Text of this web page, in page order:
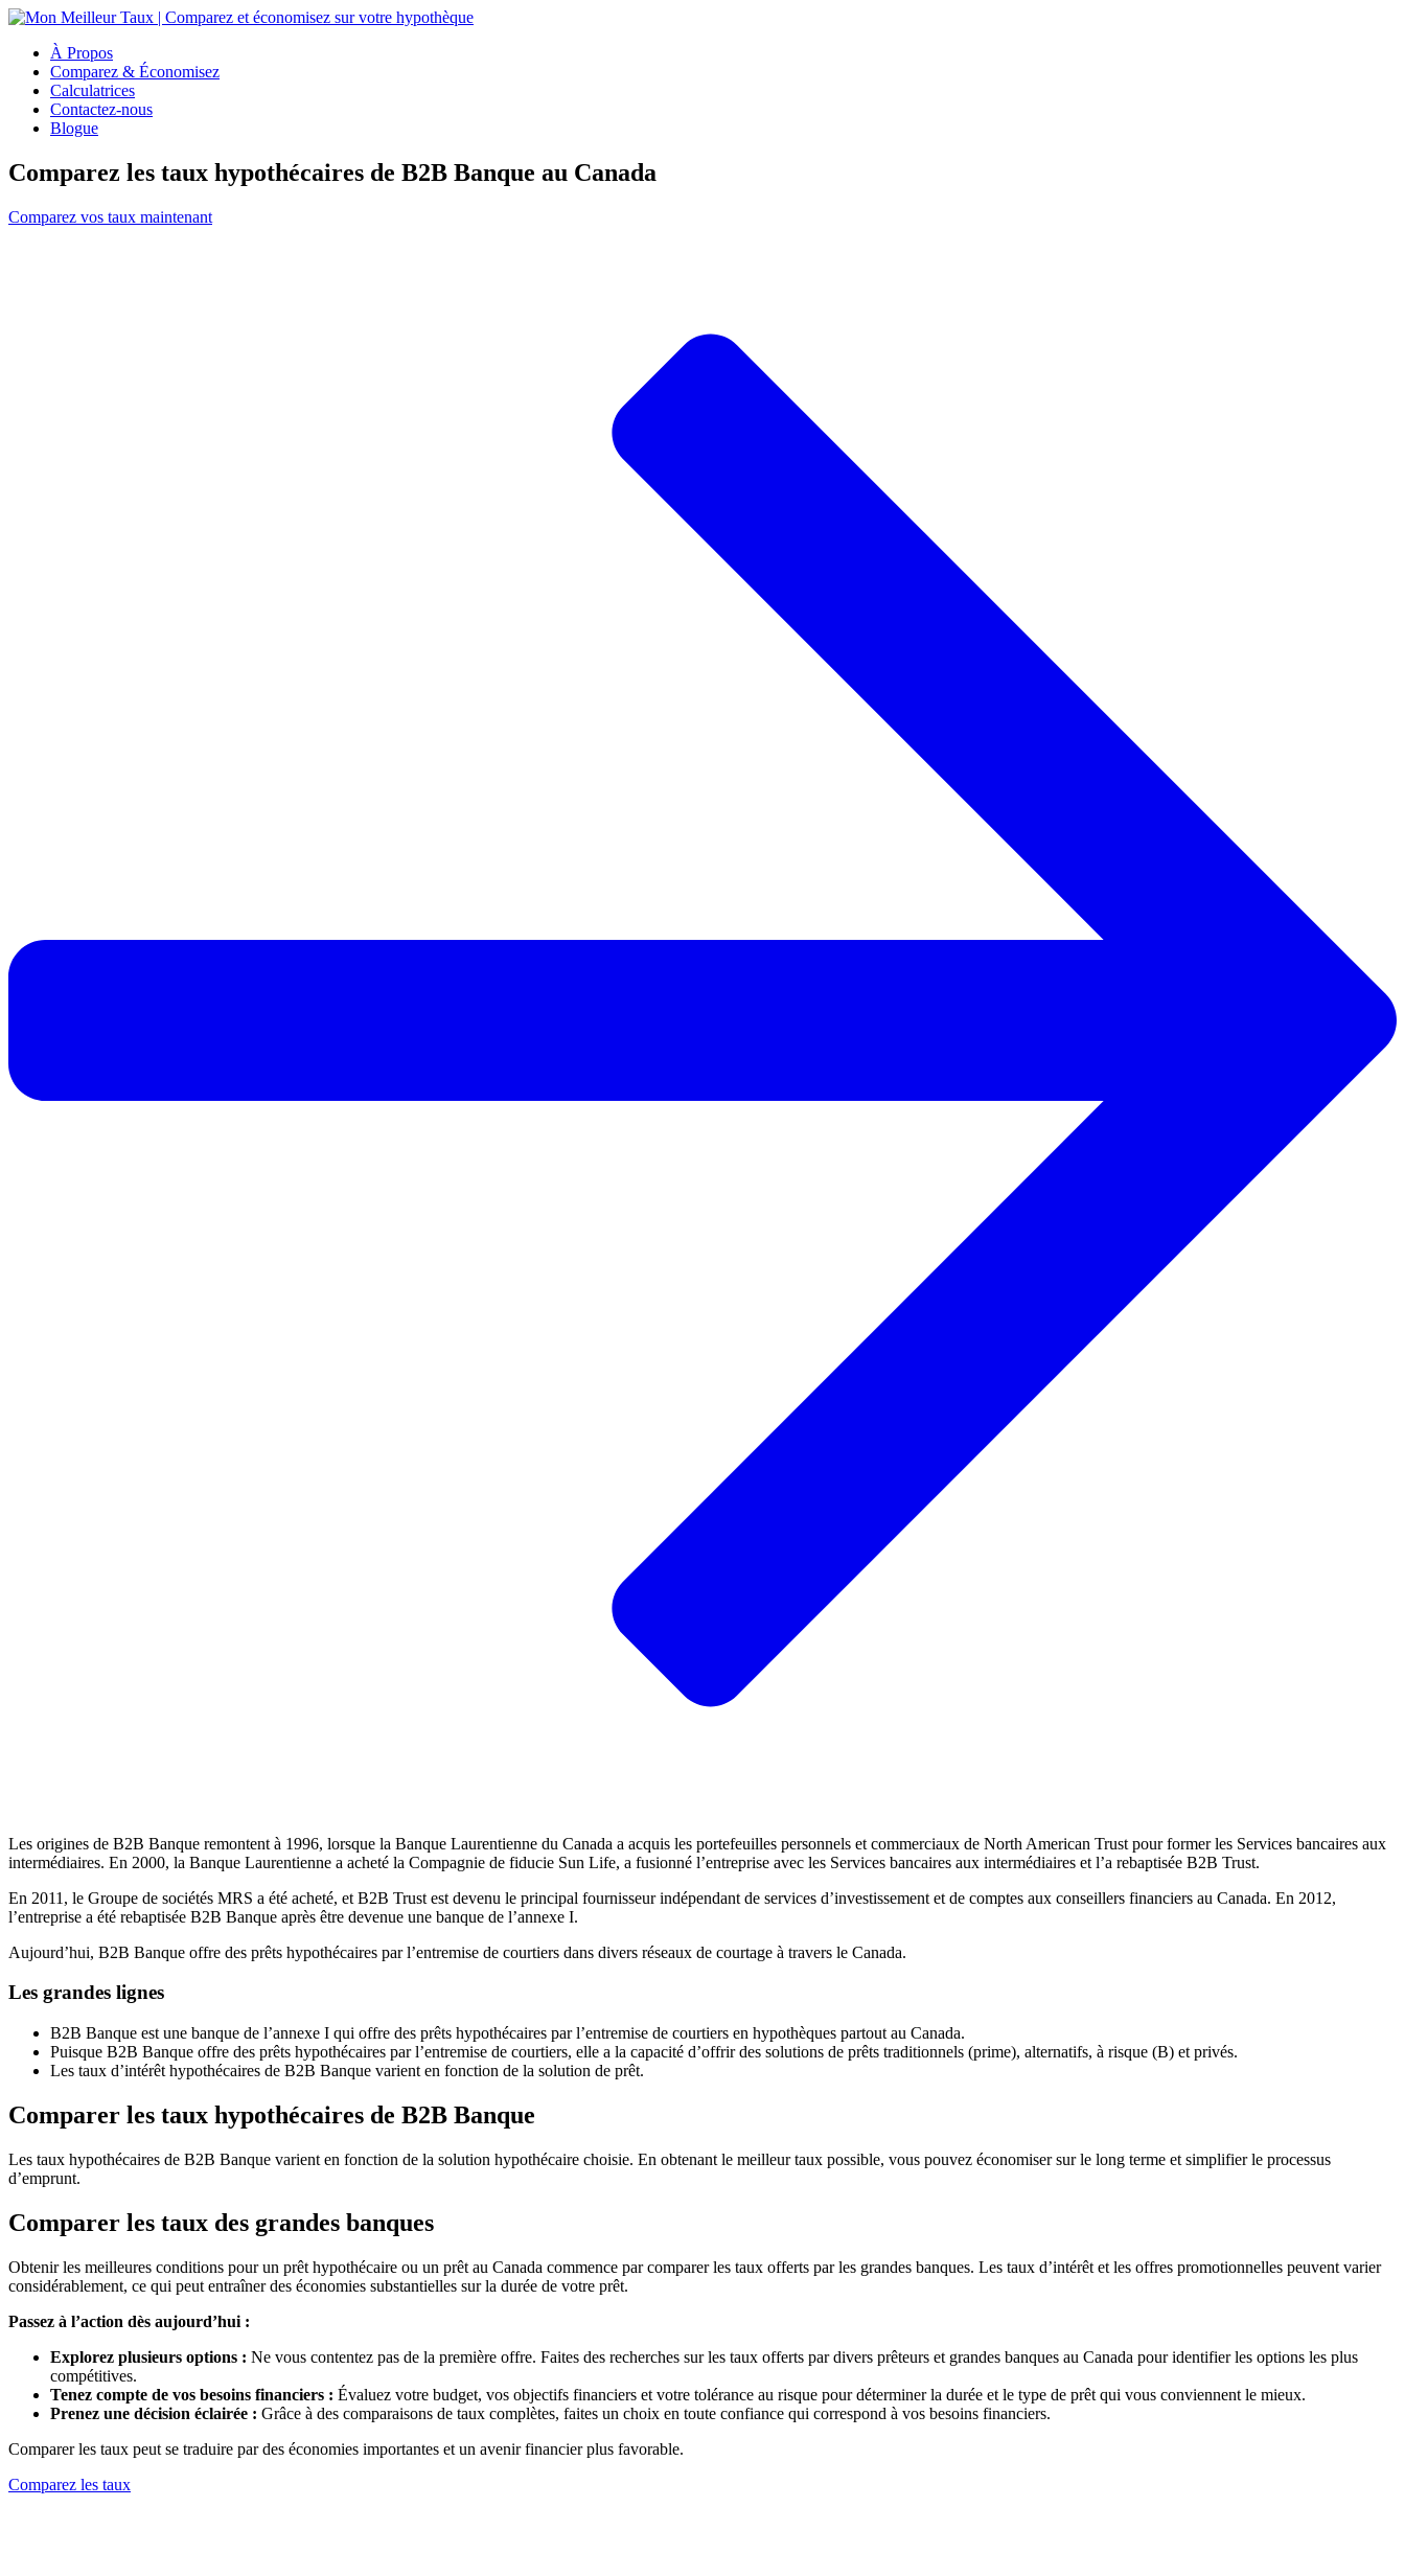
À Propos
Comparez & Économisez
Calculatrices
Contactez-nous
Blogue
Comparez les taux hypothécaires de B2B Banque au Canada
Comparez vos taux maintenant
Les origines de B2B Banque remontent à 1996, lorsque la Banque Laurentienne du Canada a acquis les portefeuilles personnels et commerciaux de North American Trust pour former les Services bancaires aux
intermédiaires. En 2000, la Banque Laurentienne a acheté la Compagnie de fiducie Sun Life, a fusionné l’entreprise avec les Services bancaires aux intermédiaires et l’a rebaptisée B2B Trust.
En 2011, le Groupe de sociétés MRS a été acheté, et B2B Trust est devenu le principal fournisseur indépendant de services d’investissement et de comptes aux conseillers financiers au Canada. En 2012,
l’entreprise a été rebaptisée B2B Banque après être devenue une banque de l’annexe I.
Aujourd’hui, B2B Banque offre des prêts hypothécaires par l’entremise de courtiers dans divers réseaux de courtage à travers le Canada.
Les grandes lignes
B2B Banque est une banque de l’annexe I qui offre des prêts hypothécaires par l’entremise de courtiers en hypothèques partout au Canada.
Puisque B2B Banque offre des prêts hypothécaires par l’entremise de courtiers, elle a la capacité d’offrir des solutions de prêts traditionnels (prime), alternatifs, à risque (B) et privés.
Les taux d’intérêt hypothécaires de B2B Banque varient en fonction de la solution de prêt.
Comparer les taux hypothécaires de B2B Banque
Les taux hypothécaires de B2B Banque varient en fonction de la solution hypothécaire choisie. En obtenant le meilleur taux possible, vous pouvez économiser sur le long terme et simplifier le processus
d’emprunt.
Comparer les taux des grandes banques
Obtenir les meilleures conditions pour un prêt hypothécaire ou un prêt au Canada commence par comparer les taux offerts par les grandes banques. Les taux d’intérêt et les offres promotionnelles peuvent varier
considérablement, ce qui peut entraîner des économies substantielles sur la durée de votre prêt.
Passez à l’action dès aujourd’hui :
Explorez plusieurs options : Ne vous contentez pas de la première offre. Faites des recherches sur les taux offerts par divers prêteurs et grandes banques au Canada pour identifier les options les plus
compétitives.
Tenez compte de vos besoins financiers : Évaluez votre budget, vos objectifs financiers et votre tolérance au risque pour déterminer la durée et le type de prêt qui vous conviennent le mieux.
Prenez une décision éclairée : Grâce à des comparaisons de taux complètes, faites un choix en toute confiance qui correspond à vos besoins financiers.
Comparer les taux peut se traduire par des économies importantes et un avenir financier plus favorable.
Comparez les taux